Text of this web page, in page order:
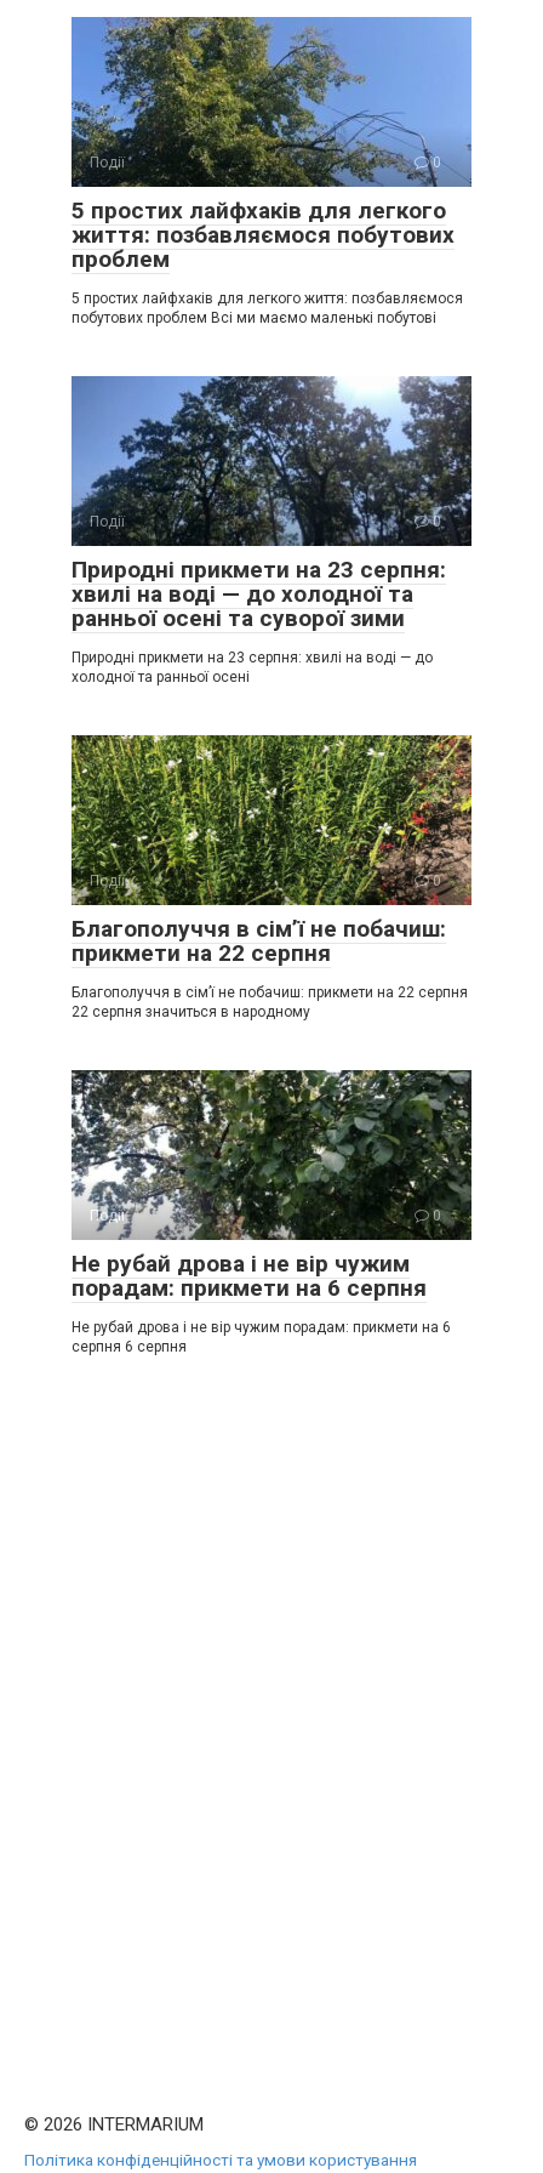
Події 0
5 простих лайфхаків для легкого
життя: позбавляємося побутових
проблем
5 простих лайфхаків для легкого життя: позбавляємося
побутових проблем Всі ми маємо маленькі побутові
Події 0
Природні прикмети на 23 серпня:
хвилі на воді — до холодної та
ранньої осені та суворої зими
Природні прикмети на 23 серпня: хвилі на воді — до
холодної та ранньої осені
Події 0
Благополуччя в сім’ї не побачиш:
прикмети на 22 серпня
Благополуччя в сім’ї не побачиш: прикмети на 22 серпня
22 серпня значиться в народному
Події 0
Не рубай дрова і не вір чужим
порадам: прикмети на 6 серпня
Не рубай дрова і не вір чужим порадам: прикмети на 6
серпня 6 серпня
© 2026 INTERMARIUM
Політика конфіденційності та умови користування